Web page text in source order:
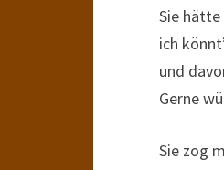
Sie
ich
und
Gerne
Sie zog